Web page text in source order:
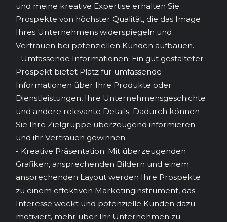
und meine kreative Expertise erhalten Sie
Prospekte von höchster Qualität, die das Image
Ihres Unternehmens widerspiegeln und
Vertrauen bei potenziellen Kunden aufbauen.
- Umfassende Informationen: Ein gut gestalteter
Prospekt bietet Platz für umfassende
Informationen über Ihre Produkte oder
Dienstleistungen, Ihre Unternehmensgeschichte
und andere relevante Details. Dadurch können
Sie Ihre Zielgruppe überzeugend informieren
und ihr Vertrauen gewinnen.
- Kreative Präsentation: Mit überzeugenden
Grafiken, ansprechenden Bildern und einem
ansprechenden Layout werden Ihre Prospekte
zu einem effektiven Marketinginstrument, das
Interesse weckt und potenzielle Kunden dazu
motiviert, mehr über Ihr Unternehmen zu